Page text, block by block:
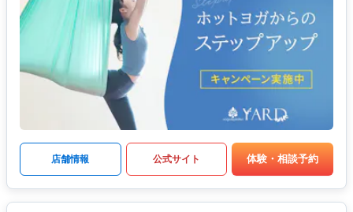
店舗情報 公式サイト 体験・相談予約